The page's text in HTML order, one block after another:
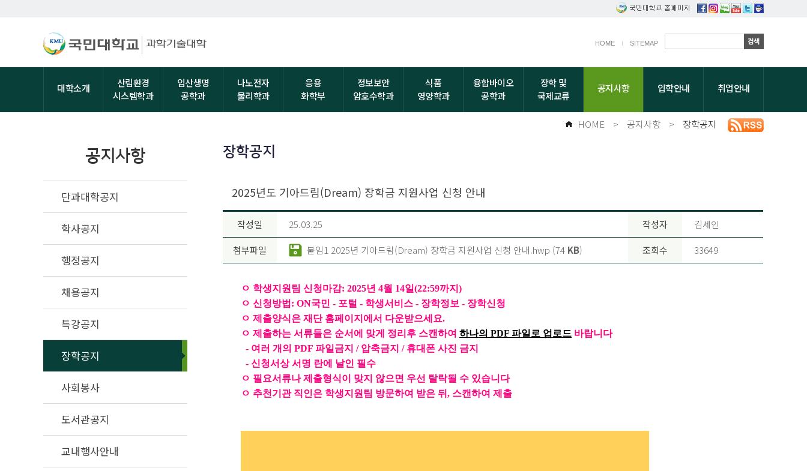
HOME SITEMAP
대학소개
산림환경
시스템학과
임산생명
공학과
나노전자
물리학과
응용
화학부
정보보안
암호수학과
식품
영양학과
융합바이오
공학과
장학 및
국제교류
공지사항 입학안내 취업안내
HOME > 공지사항 > 장학공지
공지사항
단과대학공지
학사공지
행정공지
채용공지
특강공지
장학공지
사회봉사
도서관공지
교내행사안내
장학공지
2025년도 기아드림(Dream) 장학금 지원사업 신청 안내
작성일 25.03.25 작성자 김세인
첨부파일 붙임1 2025년 기아드림(Dream) 장학금 지원사업 신청 안내.hwp (74 KB) 조회수 33649
ㅇ 학생지원팀 신청마감: 2025년 4월 14일(22:59까지)
ㅇ 신청방법: ON국민 - 포털 - 학생서비스 - 장학정보 - 장학신청
ㅇ 제출양식은 재단 홈페이지에서 다운받으세요.
ㅇ 제출하는 서류들은 순서에 맞게 정리후 스캔하여 하나의 PDF 파일로 업로드 바랍니다
- 여러 개의 PDF 파일금지 / 압축금지 / 휴대폰 사진 금지
- 신청서상 서명 란에 날인 필수
ㅇ 필요서류나 제출형식이 맞지 않으면 우선 탈락될 수 있습니다
ㅇ 추천기관 직인은 학생지원팀 방문하여 받은 뒤, 스캔하여 제출